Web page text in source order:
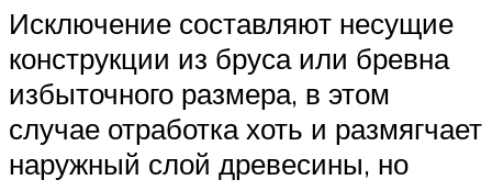
Исключение составляют несущие
конструкции из бруса или бревна
избыточного размера, в этом
случае отработка хоть и размягчает
наружный слой древесины, но